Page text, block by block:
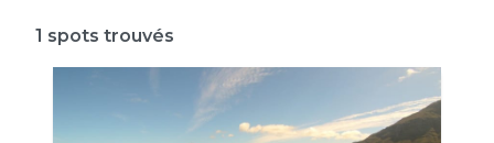
1 spots trouvés